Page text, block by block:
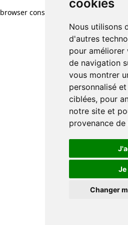
cookies
Nous utilisons
d'autres
pour améliorer
de navigation
vous montrer
personnalisé
ciblées, pour
notre site et
provenance
Changer
browser console for more information)